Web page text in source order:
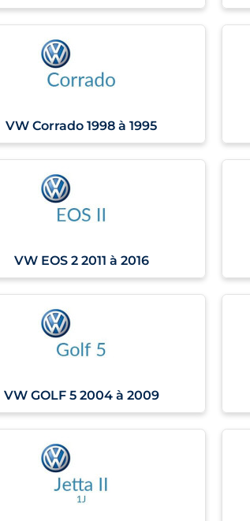
VW Corrado 1998 à 1995
VW EOS 2 2011 à 2016
VW GOLF 5 2004 à 2009